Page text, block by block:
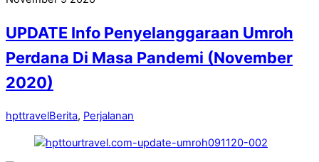
UPDATE Info Penyelanggaraan Umroh
Perdana Di Masa Pandemi (November
2020)
hpttravelBerita, Perjalanan